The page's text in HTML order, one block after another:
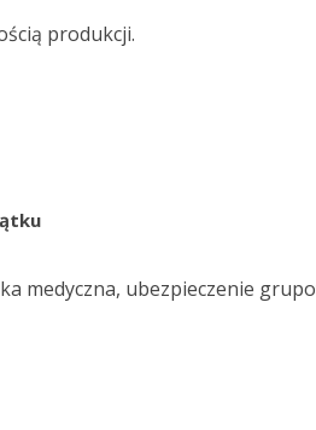
produkcji.
medyczna, ubezpieczenie